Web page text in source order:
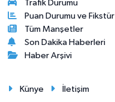
Trafik Durumu
Puan Durumu ve Fikstür
Tüm Manşetler
Son Dakika Haberleri
Haber Arşivi
Künye İletişim